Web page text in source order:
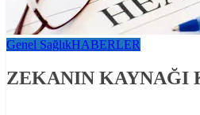
Genel SağlıkHABERLER
ZEKANIN KAYNAĞI